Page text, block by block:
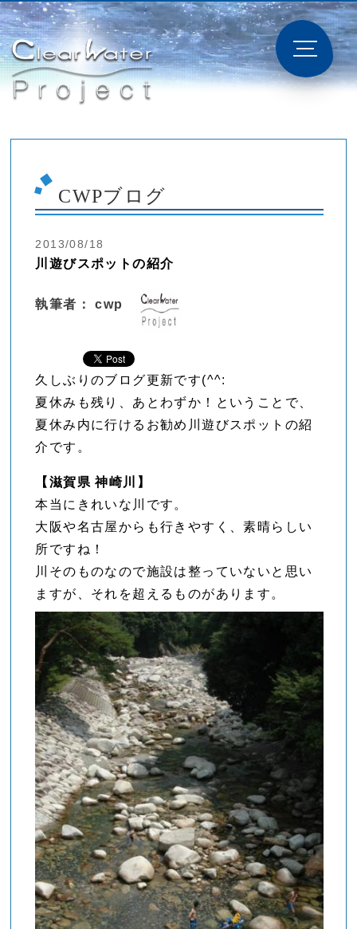
CWPブログ
2013/08/18
川遊びスポットの紹介
執筆者： cwp
久しぶりのブログ更新です(^^:
夏休みも残り、あとわずか！ということで、
夏休み内に行けるお勧め川遊びスポットの紹
介です。
【滋賀県 神崎川】
本当にきれいな川です。
大阪や名古屋からも行きやすく、素晴らしい
所ですね！
川そのものなので施設は整っていないと思い
ますが、それを超えるものがあります。